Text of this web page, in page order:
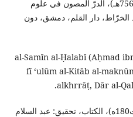
السمين الحلبي (أحمد بن يوسف ت756هـ)، الدرّ المصون في علوم
دار القلم، دمشق، دون
al-Samīn al-Ḥalabī (Aḥmad
fī ʻulūm al-Kitāb al-
alkhrrāṭ, Dār al-
سيبويه (عمرو بن عثمان بن قنبر - ت180ه)، الكتاب، تحقيق: عبد السلام